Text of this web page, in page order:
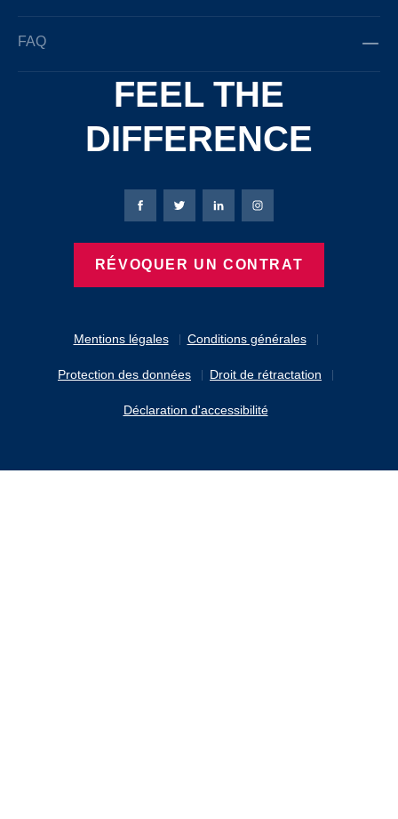
FAQ
FEEL THE
DIFFERENCE
Mentions légales Conditions générales
Protection des données Droit de rétractation
Déclaration d'accessibilité
Page Facebook de Bierbaum-Proenen
Page X de Bierbaum-Proenen
Page LinkedIn de
Page Instagram de
RÉVOQUER UN CONTRAT